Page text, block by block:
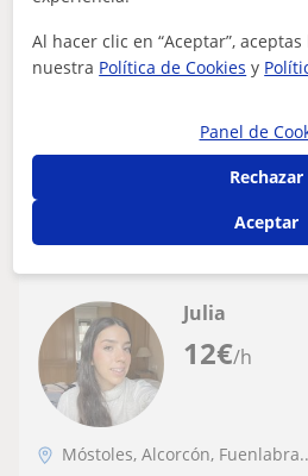
da clases de refuerzo en
generales e idiomas para
Enseñar es una de las
gratificantes que se pueden llevar
12€/h
Julia
Móstoles, Alcorcón,
Al hacer clic en “Aceptar”,
nuestra Política de Cookies y
Panel de
Rechazar
Aceptar